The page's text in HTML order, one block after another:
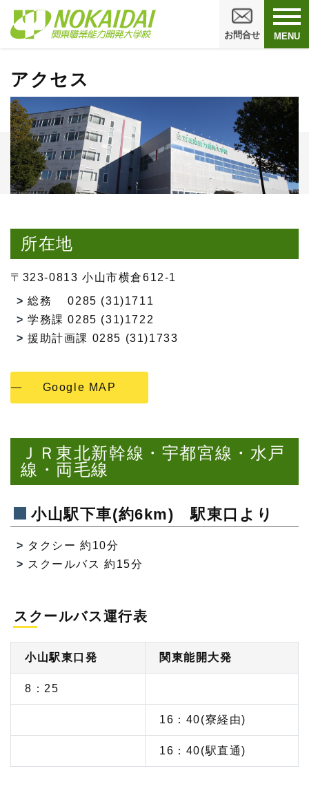
お問合せ MENU
アクセス
所在地
〒323-0813 小山市横倉612-1
総務 0285 (31)1711
学務課 0285 (31)1722
援助計画課 0285 (31)1733
Google MAP
ＪＲ東北新幹線・宇都宮線・水戸
線・両毛線
小山駅下車(約6km) 駅東口より
タクシー 約10分
スクールバス 約15分
スクールバス運行表
小山駅東口発 関東能開大発
8：25
16：40(寮経由)
16：40(駅直通)